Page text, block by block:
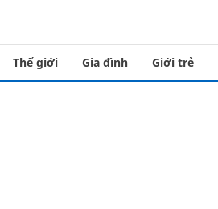
Thế giới Gia đình Giới trẻ